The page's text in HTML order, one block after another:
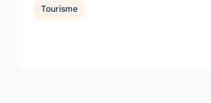
Tourisme